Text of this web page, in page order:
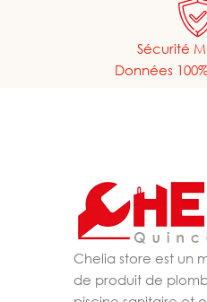
Sécurité
Données
Chelia store est un
de produit de